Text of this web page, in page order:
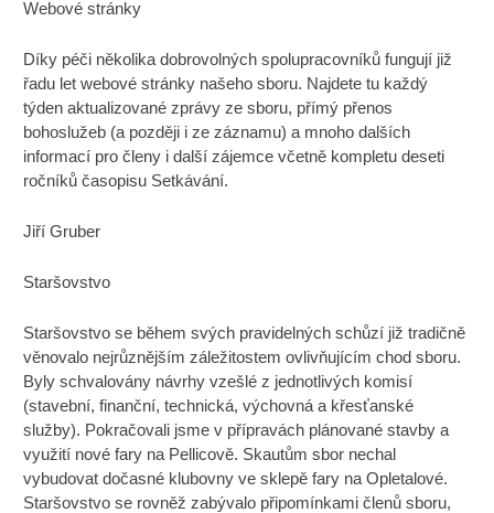
Webové stránky
Díky péči několika dobrovolných spolupracovníků fungují již
řadu let webové stránky našeho sboru. Najdete tu každý
týden aktualizované zprávy ze sboru, přímý přenos
bohoslužeb (a později i ze záznamu) a mnoho dalších
informací pro členy i další zájemce včetně kompletu deseti
ročníků časopisu Setkávání.
Jiří Gruber
Staršovstvo
Staršovstvo se během svých pravidelných schůzí již tradičně
věnovalo nejrůznějším záležitostem ovlivňujícím chod sboru.
Byly schvalovány návrhy vzešlé z jednotlivých komisí
(stavební, finanční, technická, výchovná a křesťanské
služby). Pokračovali jsme v přípravách plánované stavby a
využití nové fary na Pellicově. Skautům sbor nechal
vybudovat dočasné klubovny ve sklepě fary na Opletalové.
Staršovstvo se rovněž zabývalo připomínkami členů sboru,